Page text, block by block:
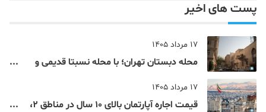
پست های اخیر
17 مرداد 1405
محله دبستان تهران؛ با محله نسبتا قدیمی و
17 مرداد 1405
قیمت اجاره آپارتمان بالای 10 سال در مناطق 2،